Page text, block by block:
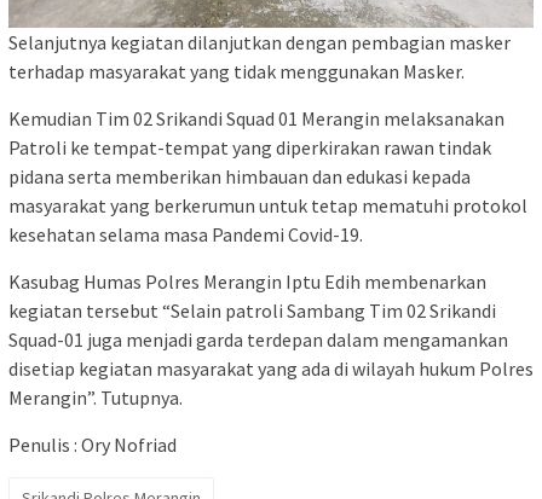
Selanjutnya kegiatan dilanjutkan dengan pembagian masker
terhadap masyarakat yang tidak menggunakan Masker.
Kemudian Tim 02 Srikandi Squad 01 Merangin melaksanakan
Patroli ke tempat-tempat yang diperkirakan rawan tindak
pidana serta memberikan himbauan dan edukasi kepada
masyarakat yang berkerumun untuk tetap mematuhi protokol
kesehatan selama masa Pandemi Covid-19.
Kasubag Humas Polres Merangin Iptu Edih membenarkan
kegiatan tersebut “Selain patroli Sambang Tim 02 Srikandi
Squad-01 juga menjadi garda terdepan dalam mengamankan
disetiap kegiatan masyarakat yang ada di wilayah hukum Polres
Merangin”. Tutupnya.
Penulis : Ory Nofriad